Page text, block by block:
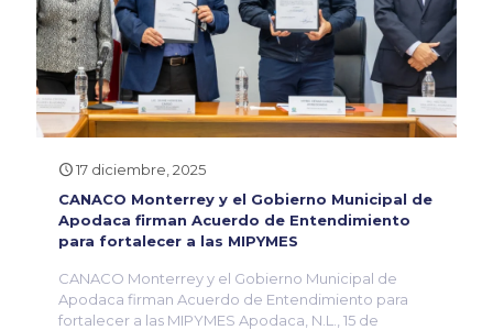
17 diciembre, 2025
CANACO Monterrey y el Gobierno Municipal de
Apodaca firman Acuerdo de Entendimiento
para fortalecer a las MIPYMES
CANACO Monterrey y el Gobierno Municipal de
Apodaca firman Acuerdo de Entendimiento para
fortalecer a las MIPYMES Apodaca, N.L., 15 de